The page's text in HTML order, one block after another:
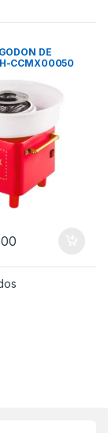
DE
CCMX00050